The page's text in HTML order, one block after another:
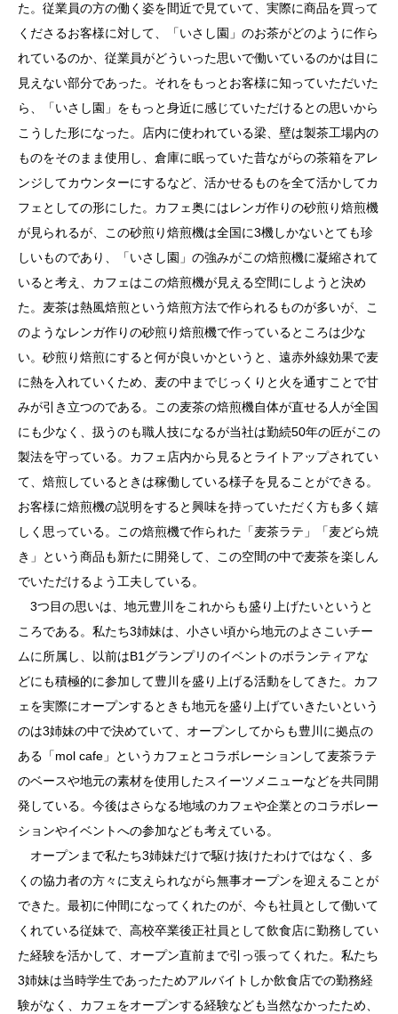
た。従業員の方の働く姿を間近で見ていて、実際に商品を買って
くださるお客様に対して、「いさし園」のお茶がどのように作ら
れているのか、従業員がどういった思いで働いているのかは目に
見えない部分であった。それをもっとお客様に知っていただいた
ら、「いさし園」をもっと身近に感じていただけるとの思いから
こうした形になった。店内に使われている梁、壁は製茶工場内の
ものをそのまま使用し、倉庫に眠っていた昔ながらの茶箱をアレ
ンジしてカウンターにするなど、活かせるものを全て活かしてカ
フェとしての形にした。カフェ奥にはレンガ作りの砂煎り焙煎機
が見られるが、この砂煎り焙煎機は全国に3機しかないとても珍
しいものであり、「いさし園」の強みがこの焙煎機に凝縮されて
いると考え、カフェはこの焙煎機が見える空間にしようと決め
た。麦茶は熱風焙煎という焙煎方法で作られるものが多いが、こ
のようなレンガ作りの砂煎り焙煎機で作っているところは少な
い。砂煎り焙煎にすると何が良いかというと、遠赤外線効果で麦
に熱を入れていくため、麦の中までじっくりと火を通すことで甘
みが引き立つのである。この麦茶の焙煎機自体が直せる人が全国
にも少なく、扱うのも職人技になるが当社は勤続50年の匠がこの
製法を守っている。カフェ店内から見るとライトアップされてい
て、焙煎しているときは稼働している様子を見ることができる。
お客様に焙煎機の説明をすると興味を持っていただく方も多く嬉
しく思っている。この焙煎機で作られた「麦茶ラテ」「麦どら焼
き」という商品も新たに開発して、この空間の中で麦茶を楽しん
でいただけるよう工夫している。
3つ目の思いは、地元豊川をこれからも盛り上げたいというと
ころである。私たち3姉妹は、小さい頃から地元のよさこいチー
ムに所属し、以前はB1グランプリのイベントのボランティアな
どにも積極的に参加して豊川を盛り上げる活動をしてきた。カフ
ェを実際にオープンするときも地元を盛り上げていきたいという
のは3姉妹の中で決めていて、オープンしてからも豊川に拠点の
ある「mol cafe」というカフェとコラボレーションして麦茶ラテ
のベースや地元の素材を使用したスイーツメニューなどを共同開
発している。今後はさらなる地域のカフェや企業とのコラボレー
ションやイベントへの参加なども考えている。
オープンまで私たち3姉妹だけで駆け抜けたわけではなく、多
くの協力者の方々に支えられながら無事オープンを迎えることが
できた。最初に仲間になってくれたのが、今も社員として働いて
くれている従妹で、高校卒業後正社員として飲食店に勤務してい
た経験を活かして、オープン直前まで引っ張ってくれた。私たち
3姉妹は当時学生であったためアルバイトしか飲食店での勤務経
験がなく、カフェをオープンする経験なども当然なかったため、